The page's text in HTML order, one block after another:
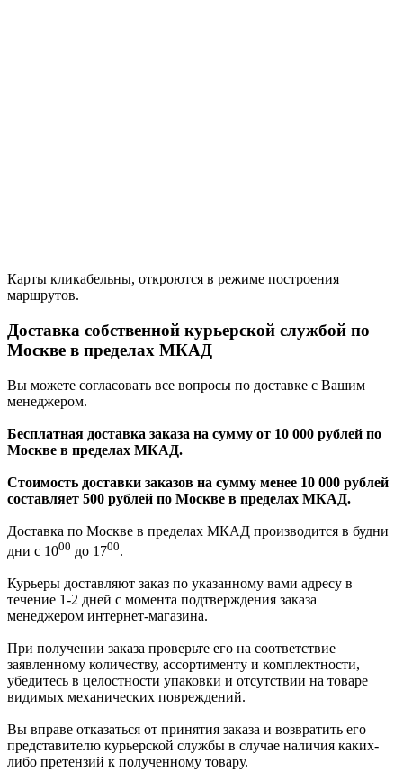
Карты кликабельны, откроются в режиме построения
маршрутов.
Доставка собственной курьерской службой по
Москве в пределах МКАД
Вы можете согласовать все вопросы по доставке с Вашим
менеджером.
Бесплатная доставка заказа на сумму от 10 000 рублей по
Москве в пределах МКАД.
Стоимость доставки заказов на сумму менее 10 000 рублей
составляет 500 рублей по Москве в пределах МКАД.
Доставка по Москве в пределах МКАД производится в будни
дни с 1000 до 1700.
Курьеры доставляют заказ по указанному вами адресу в
течение 1-2 дней с момента подтверждения заказа
менеджером интернет-магазина.
При получении заказа проверьте его на соответствие
заявленному количеству, ассортименту и комплектности,
убедитесь в целостности упаковки и отсутствии на товаре
видимых механических повреждений.
Вы вправе отказаться от принятия заказа и возвратить его
представителю курьерской службы в случае наличия каких-
либо претензий к полученному товару.